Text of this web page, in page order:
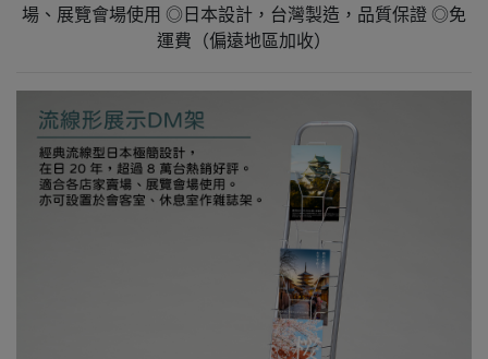
場、展覽會場使用 ◎日本設計，台灣製造，品質保證 ◎免
運費（偏遠地區加收）